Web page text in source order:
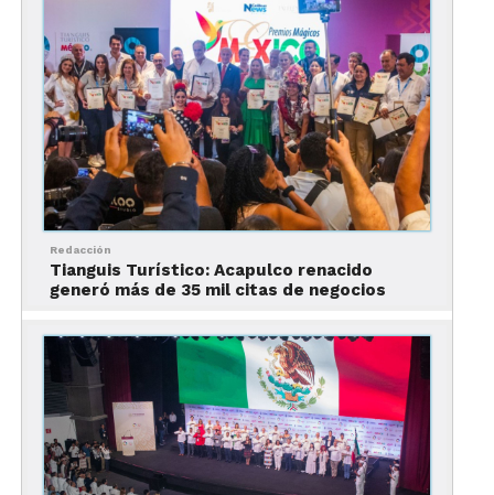
Redacción
Tianguis Turístico: Acapulco renacido
generó más de 35 mil citas de negocios